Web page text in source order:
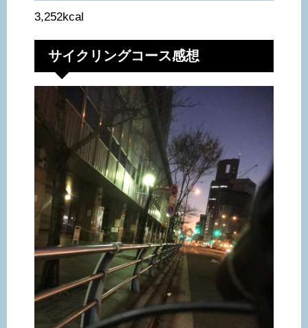
3,252kcal
サイクリングコース感想